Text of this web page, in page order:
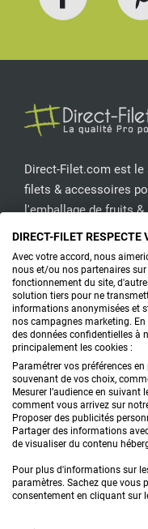
Direct-Filet.com est
filets & accessoires
l'emballage de fruits
PRODUITS
CONSEILS
FAQ
DEMANDE DE
DIRECT-FILET RESPECTE
Avec votre accord, nous
nous et/ou nos partenaires
fonctionnement du site,
solution tiers pour ne
informations anonymisées et
nos campagnes marketing.
des données confidentielles à
principalement les cookies :
Paramétrer vos préférences
souvenant de vos choix,
Mesurer l’audience en
comment vous arrivez sur
Proposer des publicités
Partager des informations
de visualiser du contenu
Pour plus d'informations sur
paramètres. Sachez que vous
consentement en cliquant sur